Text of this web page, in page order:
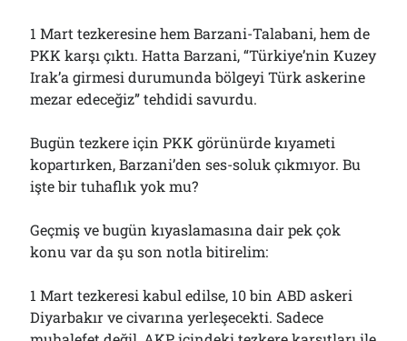
1 Mart tezkeresine hem Barzani-Talabani, hem de
PKK karşı çıktı. Hatta Barzani, “Türkiye’nin Kuzey
Irak’a girmesi durumunda bölgeyi Türk askerine
mezar edeceğiz” tehdidi savurdu.
Bugün tezkere için PKK görünürde kıyameti
kopartırken, Barzani’den ses-soluk çıkmıyor. Bu
işte bir tuhaflık yok mu?
Geçmiş ve bugün kıyaslamasına dair pek çok
konu var da şu son notla bitirelim:
1 Mart tezkeresi kabul edilse, 10 bin ABD askeri
Diyarbakır ve civarına yerleşecekti. Sadece